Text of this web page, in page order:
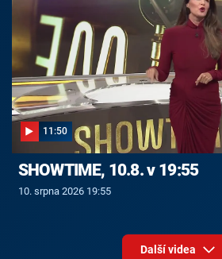
11:50
SHOWTIME, 10.8. v 19:55
10. srpna 2026 19:55
Další videa